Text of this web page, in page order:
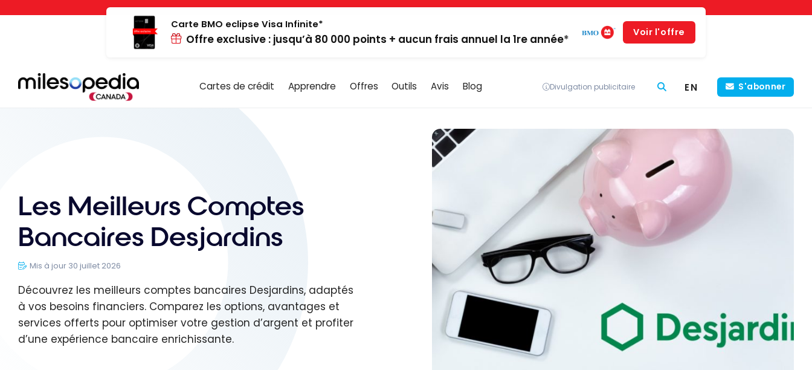
Panneau de gestion des cookies
Carte BMO eclipse Visa Infinite*
Offre exclusive : jusqu’à 80 000 points + aucun frais annuel la 1re année*
Voir l'offre
Cartes de crédit Apprendre Offres Outils Avis Blog Divulgation publicitaire EN S'abonner
Les Meilleurs Comptes
Bancaires Desjardins
Mis à jour 30 juillet 2026
Découvrez les meilleurs comptes bancaires Desjardins, adaptés
à vos besoins financiers. Comparez les options, avantages et
services offerts pour optimiser votre gestion d’argent et profiter
d’une expérience bancaire enrichissante.